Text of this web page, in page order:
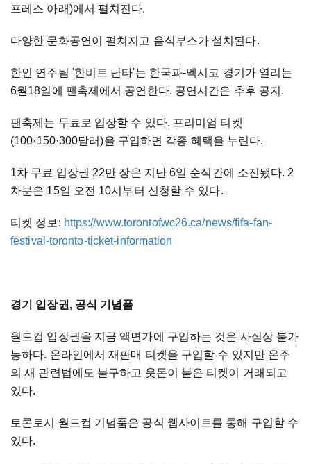
프레스 아래)에서 펼쳐진다.
다양한 문화공연이 펼쳐지고 음식부스가 설치된다.
한인 연주팀 '한비트 난타'는 한국과-멕시코 경기가 열리는
6월18일에 팬축제에서 공연한다. 공연시간은 추후 공지.
팬축제는 무료로 입장할 수 있다. 프리미엄 티켓
(100·150·300달러)을 구입하면 각종 혜택을 누린다.
1차 무료 입장권 22만 장은 지난 6일 순식간에 소진됐다. 2
차분은 15일 오전 10시부터 신청할 수 있다.
티켓 정보: https://www.torontofwc26.ca/news/fifa-fan-
festival-toronto-ticket-information
경기 입장권, 공식 기념품
월드컵 입장권을 지금 액면가에 구입하는 것은 사실상 불가
능하다. 온라인에서 재판매 티켓을 구입할 수 있지만 온주
의 새 관련법에도 불구하고 웃돈이 붙은 티켓이 거래되고
있다.
토론토시 월드컵 기념품은 공식 웹사이트를 통해 구입할 수
있다.